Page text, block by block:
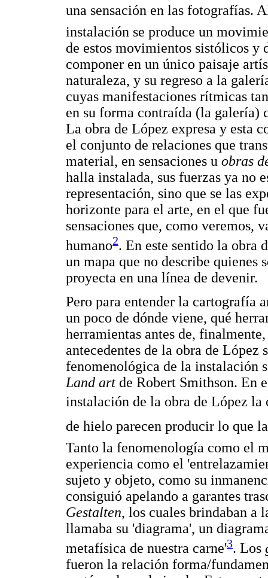
una sensación en las fotografías.
instalación se produce un
de estos movimientos sistólicos
componer en un único paisaje
naturaleza, y su regreso a la
cuyas manifestaciones rítmicas
en su forma contraída (la galería)
La obra de López expresa y esta
el conjunto de relaciones que
material, en sensaciones u obras
halla instalada, sus fuerzas ya no
representación, sino que se las
horizonte para el arte, en el que
sensaciones que, como veremos,
humano2. En este sentido la obra
un mapa que no describe quienes
proyecta en una línea de devenir.
Pero para entender la cartografía
un poco de dónde viene, qué
herramientas antes de,
antecedentes de la obra de
fenomenológica de la instalación
Land art de Robert Smithson. En
instalación de la obra de López
de hielo parecen producir lo que
Tanto la fenomenología como el
experiencia como el
sujeto y objeto, como su
consiguió apelando a garantes
Gestalten, los cuales brindaban a
llamaba su 'diagrama', un
metafísica de nuestra carne'3. Los
fueron la relación forma/